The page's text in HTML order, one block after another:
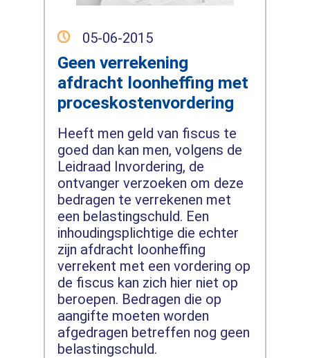
05-06-2015
Geen verrekening
afdracht loonheffing met
proceskostenvordering
Heeft men geld van fiscus te
goed dan kan men, volgens de
Leidraad Invordering, de
ontvanger verzoeken om deze
bedragen te verrekenen met
een belastingschuld. Een
inhoudingsplichtige die echter
zijn afdracht loonheffing
verrekent met een vordering op
de fiscus kan zich hier niet op
beroepen. Bedragen die op
aangifte moeten worden
afgedragen betreffen nog geen
belastingschuld.